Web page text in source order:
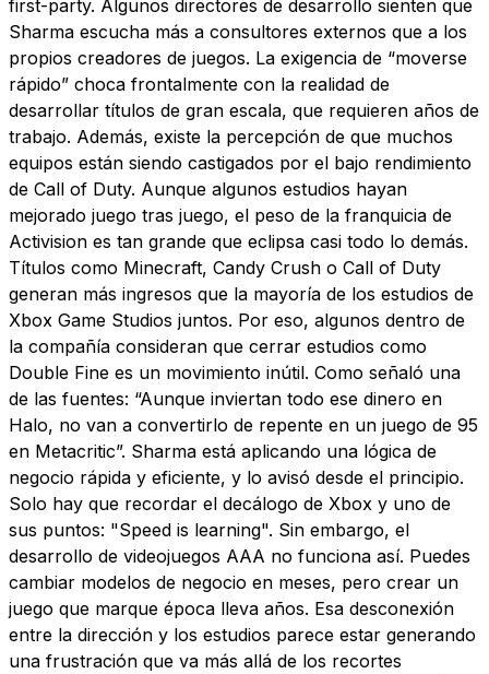
first-party. Algunos directores de desarrollo sienten que
Sharma escucha más a consultores externos que a los
propios creadores de juegos. La exigencia de “moverse
rápido” choca frontalmente con la realidad de
desarrollar títulos de gran escala, que requieren años de
trabajo. Además, existe la percepción de que muchos
equipos están siendo castigados por el bajo rendimiento
de Call of Duty. Aunque algunos estudios hayan
mejorado juego tras juego, el peso de la franquicia de
Activision es tan grande que eclipsa casi todo lo demás.
Títulos como Minecraft, Candy Crush o Call of Duty
generan más ingresos que la mayoría de los estudios de
Xbox Game Studios juntos. Por eso, algunos dentro de
la compañía consideran que cerrar estudios como
Double Fine es un movimiento inútil. Como señaló una
de las fuentes: “Aunque inviertan todo ese dinero en
Halo, no van a convertirlo de repente en un juego de 95
en Metacritic”. Sharma está aplicando una lógica de
negocio rápida y eficiente, y lo avisó desde el principio.
Solo hay que recordar el decálogo de Xbox y uno de
sus puntos: "Speed is learning". Sin embargo, el
desarrollo de videojuegos AAA no funciona así. Puedes
cambiar modelos de negocio en meses, pero crear un
juego que marque época lleva años. Esa desconexión
entre la dirección y los estudios parece estar generando
una frustración que va más allá de los recortes